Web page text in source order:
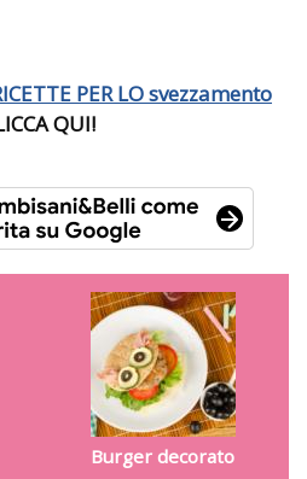
PER LOsvezzamento
QUI!
Burger decorato